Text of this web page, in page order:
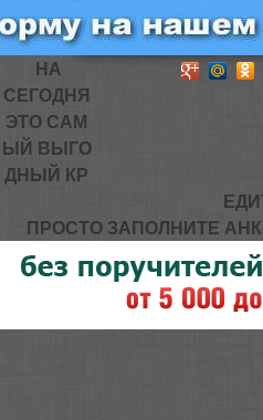
НА
СЕГОДНЯ
ЭТО САМ
ЫЙ ВЫГО
ДНЫЙ КР
ПРОСТО ЗАПОЛНИТЕ